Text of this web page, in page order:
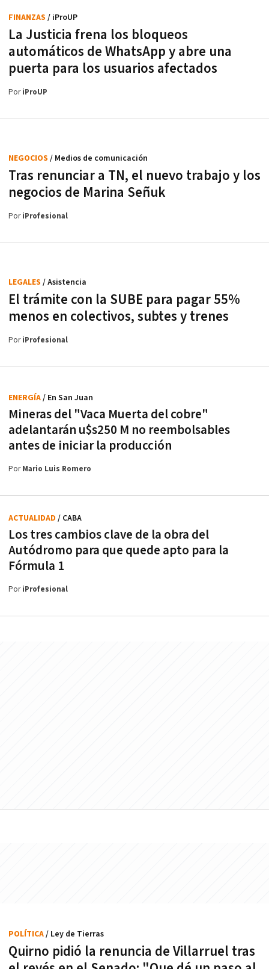
La Justicia frena los bloqueos
automáticos de WhatsApp y abre una
puerta para los usuarios afectados
FINANZAS / iProUP
PoriProUP
Tras renunciar a TN, el nuevo trabajo y los
negocios de Marina Señuk
NEGOCIOS / Medios de comunicación
PoriProfesional
El trámite con la SUBE para pagar 55%
menos en colectivos, subtes y trenes
LEGALES / Asistencia
PoriProfesional
Mineras del "Vaca Muerta del cobre"
adelantarán u$s250 M no reembolsables
antes de iniciar la producción
ENERGÍA/ En San Juan
PorMario Luis Romero
Los tres cambios clave de la obra del
Autódromo para que quede apto para la
Fórmula 1
ACTUALIDAD / CABA
PoriProfesional
Quirno pidió la renuncia de Villarruel tras
POLÍTICA/ Ley de Tierras